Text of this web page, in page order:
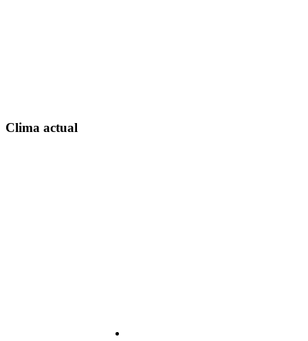
Clima actual